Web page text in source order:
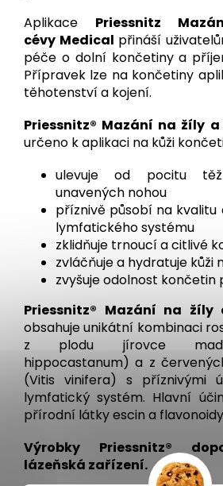
Aplikace Priessnitz
cévy Medical přináší
péče o dolní končetiny a
Přípravek lze na končetiny
těhotenství a kojení.
Priessnitz® Mazání na žíly
určeno k aplikaci na kůži
ulevuje od pocitu
unavených nohou
příznivě působí na kvalitu
lymfatického systému
zklidňuje trnoucí a citlivé
zvláčňuje a hydratuje kůži
zvyšuje odolnost končetin
Priessnitz® Mazání na žíly
obsahuje unikátní kombinaci
z plodu jírovce
hippocastanum) a z
(Vitis vinifera) s příznivými
lymfatický systém. Hlavní
přírodní látky escin a
Výrobky Priessnitz®
lázeňská zařízení.